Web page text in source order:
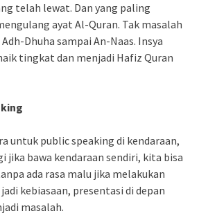
telah lewat. Dan yang paling
ayat Al-Quran. Tak masalah
Dhuha sampai An-Naas. Insya
tingkat dan menjadi Hafiz Quran
untuk public speaking di kendaraan,
jika bawa kendaraan sendiri, kita bisa
ada rasa malu jika melakukan
kebiasaan, presentasi di depan
masalah.